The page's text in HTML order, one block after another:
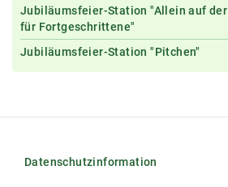
Jubiläumsfeier-Station "Allein auf
für Fortgeschrittene"
Jubiläumsfeier-Station "Pitchen"
Datenschutzinformation